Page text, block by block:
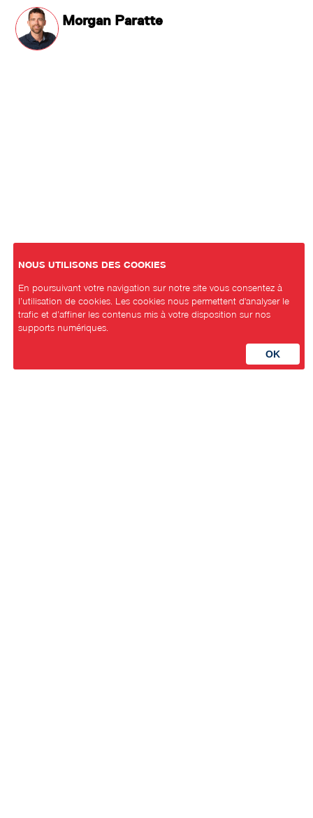
Morgan Paratte
NOUS UTILISONS DES COOKIES
En poursuivant votre navigation sur notre site vous consentez à
l’utilisation de cookies. Les cookies nous permettent d'analyser le
trafic et d’affiner les contenus mis à votre disposition sur nos
supports numériques.